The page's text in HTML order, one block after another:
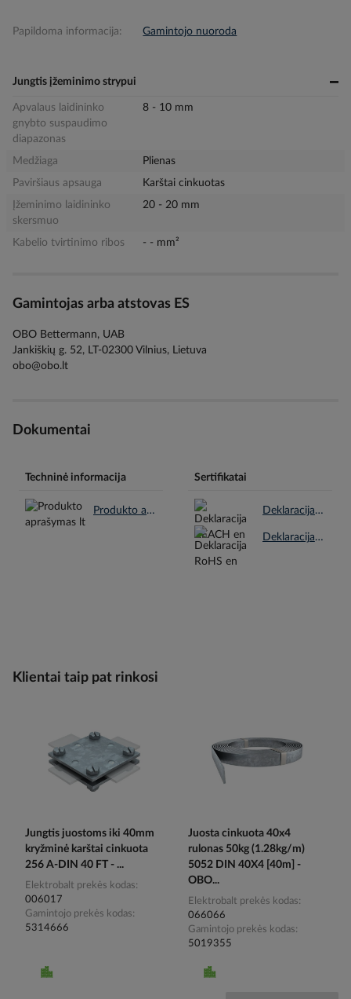
Papildoma informacija: Gamintojo nuoroda
Jungtis įžeminimo strypui
Apvalaus laidininko
gnybto suspaudimo
diapazonas
8 - 10 mm
Medžiaga
Plienas
Paviršiaus apsauga
Karštai cinkuotas
Įžeminimo laidininko
skersmuo
20 - 20 mm
Kabelio tvirtinimo ribos - - mm²
Gamintojas arba atstovas ES
OBO Bettermann, UAB
Jankiškių g. 52, LT-02300 Vilnius, Lietuva
obo@obo.lt
Dokumentai
Techninė informacija
Produkto aprašymas lt.pdf
Sertifikatai
Deklaracija REACH en.pdf
Deklaracija RoHS en.pdf
Klientai taip pat rinkosi
Jungtis juostoms iki 40mm
kryžminė karštai cinkuota
256 A-DIN 40 FT - ...
Elektrobalt prekės kodas
006017
Gamintojo prekės kodas
5314666
Juosta cinkuota 40x4
rulonas 50kg (1.28kg/m)
5052 DIN 40X4 [40m] -
OBO...
Elektrobalt prekės kodas
066066
Gamintojo prekės kodas
5019355